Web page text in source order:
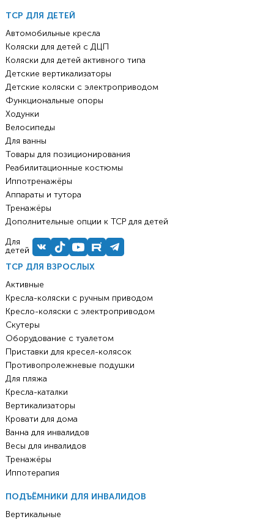
ТСР ДЛЯ ВЗРОСЛЫХ
Активные
Кресла-коляски с ручным приводом
Кресло-коляски с электроприводом
Скутеры
Оборудование с туалетом
Приставки для кресел-колясок
Противопролежневые подушки
Для пляжа
Кресла-каталки
Вертикализаторы
Кровати для дома
Ванна для инвалидов
Весы для инвалидов
Тренажёры
Иппотерапия
ПОДЪЁМНИКИ ДЛЯ ИНВАЛИДОВ
Вертикальные
ТСР ДЛЯ ДЕТЕЙ
Автомобильные кресла
Коляски для детей с ДЦП
Коляски для детей активного типа
Детские вертикализаторы
Детские коляски с электроприводом
Функциональные опоры
Ходунки
Велосипеды
Для ванны
Товары для позиционирования
Реабилитационные костюмы
Иппотренажёры
Аппараты и тутора
Тренажёры
Дополнительные опции к ТСР для детей
Для
детей